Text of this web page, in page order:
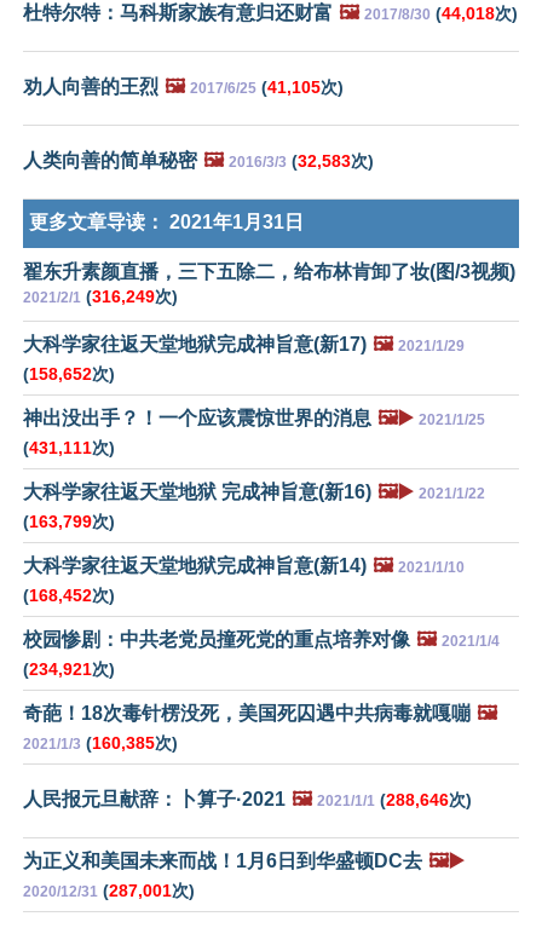
杜特尔特：马科斯家族有意归还财富 🖼️ 2017/8/30 (44,018次)
劝人向善的王烈 🖼️ 2017/6/25 (41,105次)
人类向善的简单秘密 🖼️ 2016/3/3 (32,583次)
更多文章导读： 2021年1月31日
翟东升素颜直播，三下五除二，给布林肯卸了妆(图/3视频)
2021/2/1 (316,249次)
大科学家往返天堂地狱完成神旨意(新17) 🖼️ 2021/1/29
(158,652次)
神出没出手？！一个应该震惊世界的消息 🖼️▶️ 2021/1/25
(431,111次)
大科学家往返天堂地狱 完成神旨意(新16) 🖼️▶️ 2021/1/22
(163,799次)
大科学家往返天堂地狱完成神旨意(新14) 🖼️ 2021/1/10
(168,452次)
校园惨剧：中共老党员撞死党的重点培养对像 🖼️ 2021/1/4
(234,921次)
奇葩！18次毒针楞没死，美国死囚遇中共病毒就嘎嘣 🖼️
2021/1/3 (160,385次)
人民报元旦献辞：卜算子·2021 🖼️ 2021/1/1 (288,646次)
为正义和美国未来而战！1月6日到华盛顿DC去 🖼️▶️
2020/12/31 (287,001次)